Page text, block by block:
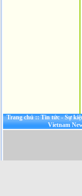
Trang chủ::Tin tức - Sự
Vietnam